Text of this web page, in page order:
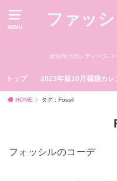
MENU
ファッ
女性向けのレディースコ
トップ 2023年版10月福袋カレ
HOME タグ : Fossil
フォッシルのコーデ